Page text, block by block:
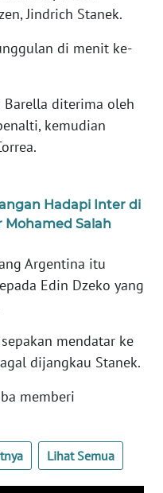
Jindrich Stanek.
di menit ke-
diterima oleh
kemudian
Hadapi Inter di
Mohamed Salah
Argentina itu
Edin Dzeko yang
mendatar ke
dijangkau Stanek.
memberi
Lihat Semua